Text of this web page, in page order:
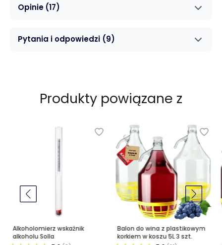
Opinie (17)
Pytania i odpowiedzi (9)
Produkty powiązane z
Alkoholomierz wskaźnik
alkoholu Solla
Balon do wina z plastikowym
korkiem w koszu 5L 3 szt.